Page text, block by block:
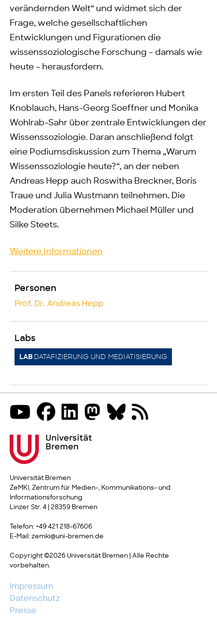
verändernden Welt“ und widmet sich der
Frage, welche gesellschaftlichen
Entwicklungen und Figurationen die
wissenssoziologische Forschung – damals wie
heute – herausfordern.
Im ersten Teil des Panels referieren Hubert
Knoblauch, Hans-Georg Soeffner und Monika
Wohlrab-Sahr über zentrale Entwicklungen der
Wissenssoziologie. Daran anschließend folgt
eine Podiumsdiskussion zum Thema „Warum
Wissenssoziologie heute?“, an der neben
Andreas Hepp auch Roswitha Breckner, Boris
Traue und Julia Wustmann teilnehmen. Die
Moderation übernehmen Michael Müller und
Silke Steets.
Weitere Informationen
Personen
Prof. Dr. Andreas Hepp
Labs
LAB DATAFIZIERUNG UND MEDIATISIERUNG
Universität Bremen
ZeMKI, Zentrum für Medien-, Kommunikations- und
Informationsforschung
Linzer Str. 4 | 28359 Bremen
Telefon: +49 421 218-67606
E-Mail: zemki@uni-bremen.de
Copyright ©2026 Universität Bremen | Alle Rechte
vorbehalten.
Impressum
Datenschutz
Presse